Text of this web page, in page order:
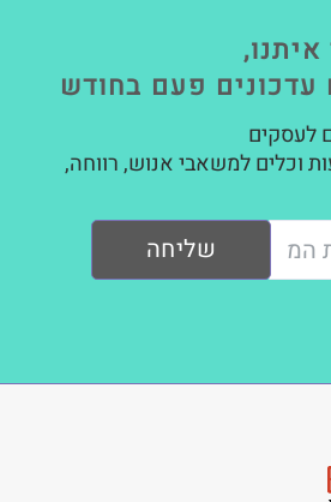
עדכונים פעם בחודש
לעסקים
וכלים למשאבי אנוש, רווחה,
שליחה